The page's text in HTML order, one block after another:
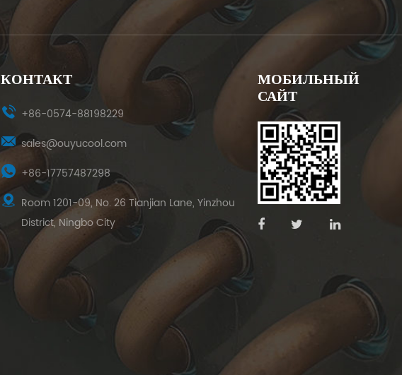
КОНТАКТ
+86-0574-88198229
sales@ouyucool.com
+86-17757487298
Room 1201-09, No. 26 Tianjian Lane, Yinzhou
District, Ningbo City
МОБИЛЬНЫЙ
САЙТ